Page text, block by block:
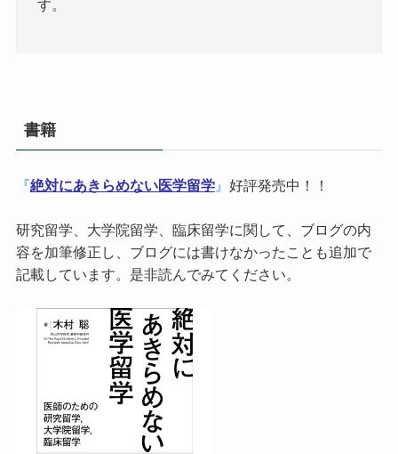
す。
書籍
『絶対にあきらめない医学留学』 好評発売中！！
研究留学、大学院留学、臨床留学に関して、ブログの内
容を加筆修正し、ブログには書けなかったことも追加で
記載しています。是非読んでみてください。